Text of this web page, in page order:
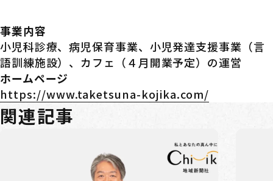
事業内容
小児科診療、病児保育事業、小児発達支援事業（言
語訓練施設）、カフェ（４月開業予定）の運営
ホームページ
https://www.taketsuna-kojika.com/
関連記事